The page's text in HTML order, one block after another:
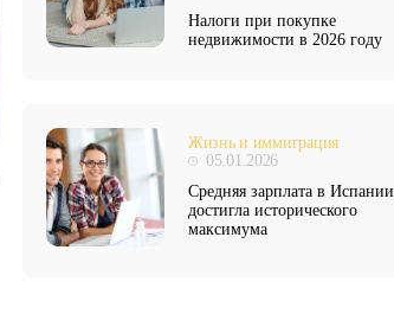
Налоги при покупке
недвижимости в 2026 году
Жизнь и иммиграция
05.01.2026
Средняя зарплата в Испании
достигла исторического
максимума